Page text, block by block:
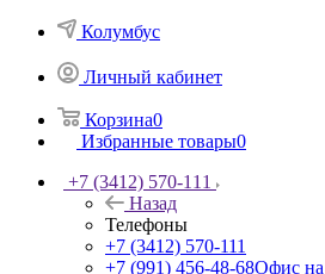
Колумбус
Личный кабинет
Корзина0
Избранные товары0
+7 (3412) 570-111
Назад
Телефоны
+7 (3412) 570-111
+7 (991) 456-48-68Офис на